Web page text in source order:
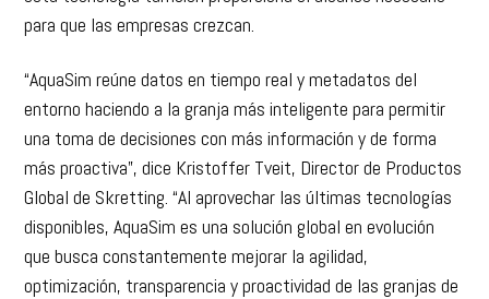
para que las empresas crezcan.
“AquaSim reúne datos en tiempo real y metadatos del
entorno haciendo a la granja más inteligente para permitir
una toma de decisiones con más información y de forma
más proactiva”, dice Kristoffer Tveit, Director de Productos
Global de Skretting. “Al aprovechar las últimas tecnologías
disponibles, AquaSim es una solución global en evolución
que busca constantemente mejorar la agilidad,
optimización, transparencia y proactividad de las granjas de